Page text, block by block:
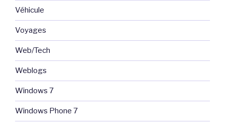
Véhicule
Voyages
Web/Tech
Weblogs
Windows 7
Windows Phone 7